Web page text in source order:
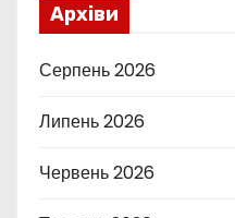
Архіви
Серпень 2026
Липень 2026
Червень 2026